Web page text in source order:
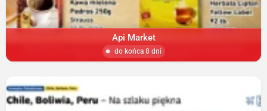
Api Market
do końca 8 dni